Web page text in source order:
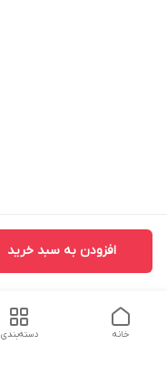
افزودن به سبد خرید
دسته‌بندی خانه